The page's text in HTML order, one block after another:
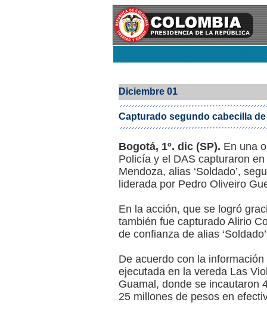
Diciembre 01
Capturado segundo cabecilla de
Bogotá, 1º. dic (SP). En una
Policía y el DAS capturaron
Mendoza, alias ‘Soldado’,
liderada por Pedro Oliveiro
En la acción, que se logró
también fue capturado Alirio
de confianza de alias
De acuerdo con la
ejecutada en la vereda Las
Guamal, donde se incautaron
25 millones de pesos en